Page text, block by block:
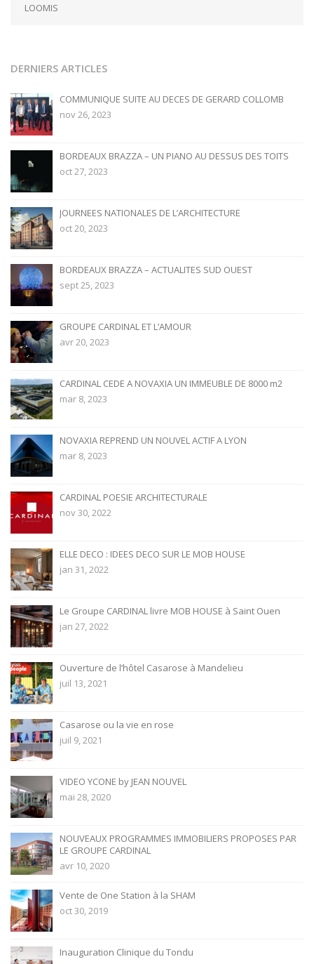
LOOMIS
DERNIERS ARTICLES
COMMUNIQUE SUITE AU DECES DE GERARD COLLOMB
nov 26, 2023
BORDEAUX BRAZZA – UN PIANO AU DESSUS DES TOITS
oct 27, 2023
JOURNEES NATIONALES DE L’ARCHITECTURE
oct 20, 2023
BORDEAUX BRAZZA – ACTUALITES SUD OUEST
sept 25, 2023
GROUPE CARDINAL ET L’AMOUR
avr 20, 2023
CARDINAL CEDE A NOVAXIA UN IMMEUBLE DE 8000 m2
mar 8, 2023
NOVAXIA REPREND UN NOUVEL ACTIF A LYON
mar 8, 2023
CARDINAL POESIE ARCHITECTURALE
nov 30, 2022
ELLE DECO : IDEES DECO SUR LE MOB HOUSE
jan 31, 2022
Le Groupe CARDINAL livre MOB HOUSE à Saint Ouen
jan 27, 2022
Ouverture de l’hôtel Casarose à Mandelieu
juil 13, 2021
Casarose ou la vie en rose
juil 9, 2021
VIDEO YCONE by JEAN NOUVEL
mai 28, 2020
NOUVEAUX PROGRAMMES IMMOBILIERS PROPOSES PAR
LE GROUPE CARDINAL
avr 10, 2020
Vente de One Station à la SHAM
oct 30, 2019
Inauguration Clinique du Tondu